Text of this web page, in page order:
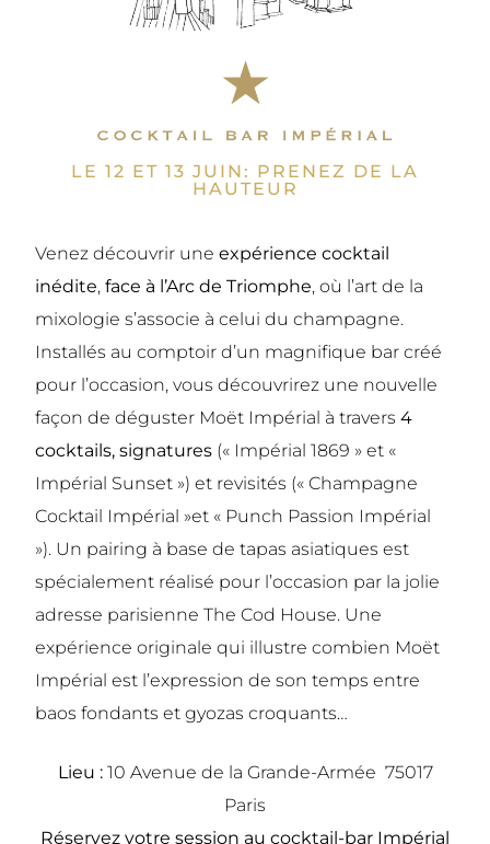
LE 12 ET 13 JUIN: PRENEZ DE LA
HAUTEUR
Venez découvrir uneexpérience cocktail
inédite,face à l’Arc de Triomphe, où l’art de la
mixologie s’associe à celui du champagne.
Installés au comptoir d’un magnifique bar créé
pour l’occasion, vous découvrirez une nouvelle
façon de déguster Moët Impérial à travers4
cocktails, signatures (« Impérial 1869 » et «
Impérial Sunset ») et revisités (« Champagne
Cocktail Impérial »et « Punch Passion Impérial
»). Un pairing à base de tapas asiatiques est
spécialement réalisé pour l’occasion par la jolie
adresse parisienne The Cod House. Une
expérience originale qui illustre combien Moët
Impérial est l’expression de son temps entre
baos fondants et gyozas croquants…
Lieu :10 Avenue de la Grande-Armée 75017
Paris
Réservez votre session au cocktail-bar Impérial